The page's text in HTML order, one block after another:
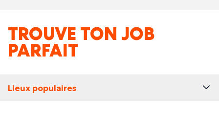
TROUVE TON JOB
PARFAIT
Lieux populaires